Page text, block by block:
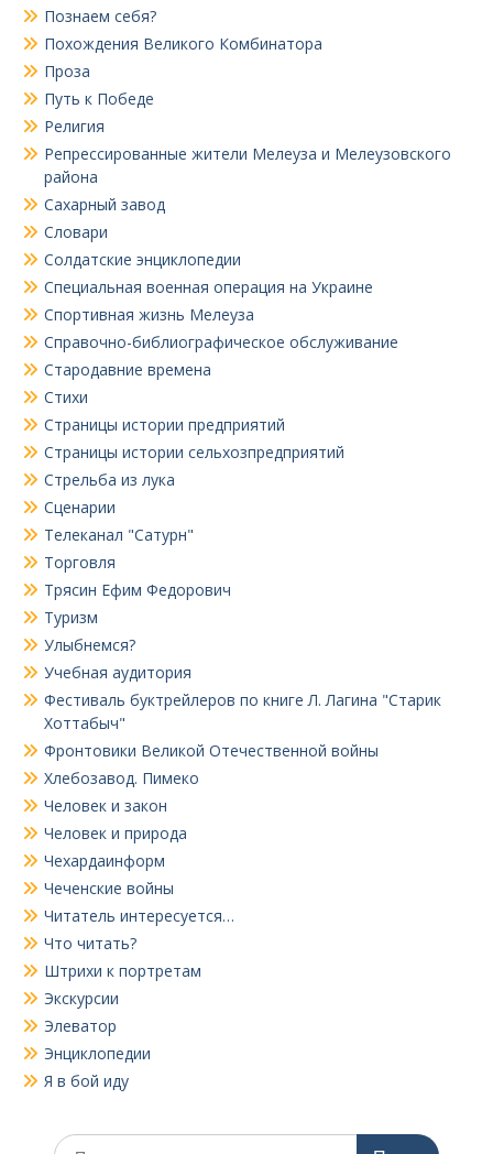
Познаем себя?
Похождения Великого Комбинатора
Проза
Путь к Победе
Религия
Репрессированные жители Мелеуза и Мелеузовского
района
Сахарный завод
Словари
Солдатские энциклопедии
Специальная военная операция на Украине
Спортивная жизнь Мелеуза
Справочно-библиографическое обслуживание
Стародавние времена
Стихи
Страницы истории предприятий
Страницы истории сельхозпредприятий
Стрельба из лука
Сценарии
Телеканал "Сатурн"
Торговля
Трясин Ефим Федорович
Туризм
Улыбнемся?
Учебная аудитория
Фестиваль буктрейлеров по книге Л. Лагина "Старик
Хоттабыч"
Фронтовики Великой Отечественной войны
Хлебозавод. Пимеко
Человек и закон
Человек и природа
Чехардаинформ
Чеченские войны
Читатель интересуется…
Что читать?
Штрихи к портретам
Экскурсии
Элеватор
Энциклопедии
Я в бой иду
Поиск